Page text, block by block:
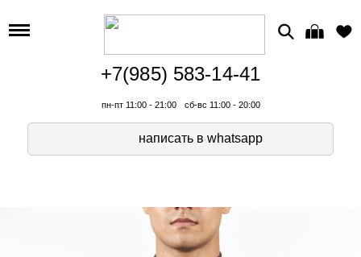
+7(985) 583-14-41
пн-пт 11:00 - 21:00 сб-вс 11:00 - 20:00
написать в whatsapp